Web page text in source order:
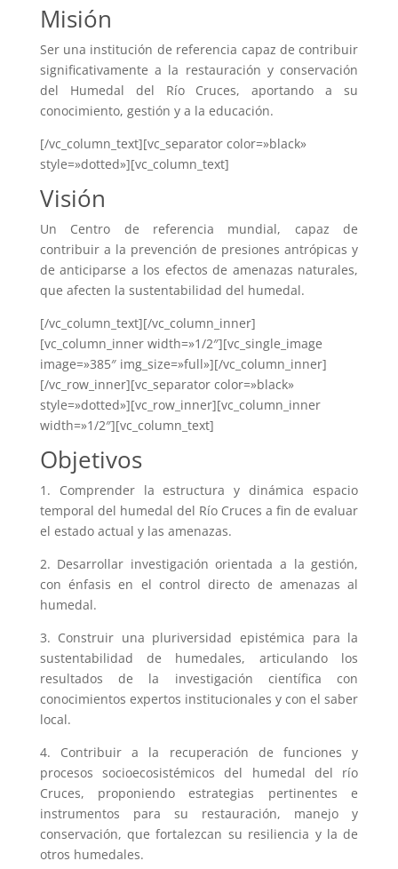
Misión
Ser una institución de referencia capaz de contribuir
significativamente a la restauración y conservación
del Humedal del Río Cruces, aportando a su
conocimiento, gestión y a la educación.
[/vc_column_text][vc_separator color=»black»
style=»dotted»][vc_column_text]
Visión
Un Centro de referencia mundial, capaz de
contribuir a la prevención de presiones antrópicas y
de anticiparse a los efectos de amenazas naturales,
que afecten la sustentabilidad del humedal.
[/vc_column_text][/vc_column_inner]
[vc_column_inner width=»1/2″][vc_single_image
image=»385″ img_size=»full»][/vc_column_inner]
[/vc_row_inner][vc_separator color=»black»
style=»dotted»][vc_row_inner][vc_column_inner
width=»1/2″][vc_column_text]
Objetivos
1. Comprender la estructura y dinámica espacio
temporal del humedal del Río Cruces a fin de evaluar
el estado actual y las amenazas.
2. Desarrollar investigación orientada a la gestión,
con énfasis en el control directo de amenazas al
humedal.
3. Construir una pluriversidad epistémica para la
sustentabilidad de humedales, articulando los
resultados de la investigación científica con
conocimientos expertos institucionales y con el saber
local.
4. Contribuir a la recuperación de funciones y
procesos socioecosistémicos del humedal del río
Cruces, proponiendo estrategias pertinentes e
instrumentos para su restauración, manejo y
conservación, que fortalezcan su resiliencia y la de
otros humedales.